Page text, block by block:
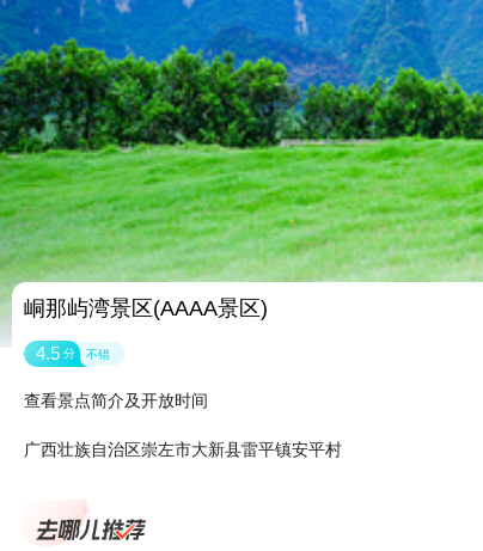
峒那屿湾景区(AAAA景区)
4.5 分 不错
查看景点简介及开放时间
广西壮族自治区崇左市大新县雷平镇安平村